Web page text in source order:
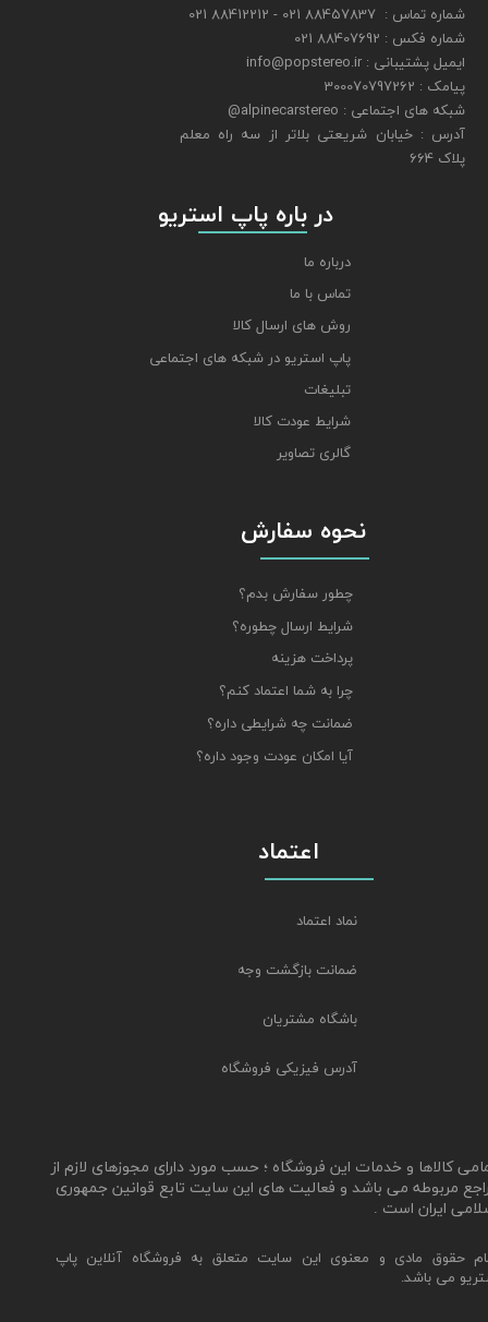
شماره تماس : 88457837 021 - 88412212 021
شماره فکس : 88407692 021
ایمیل پشتیبانی : info@popstereo.ir
پیامک : 300070797262
شبکه های اجتماعی : alpinecarstereo@
​​​​​​​آدرس : خیابان شریعتی بلاتر از سه راه معلم
پلاک 664
نحوه سفارش
چطور سفارش بدم؟
شرایط ارسال چطوره؟
پرداخت هزینه
چرا به شما اعتماد کنم؟
ضمانت چه شرایطی داره؟
آیا امکان عودت وجود داره؟
حقوق مادی و معنوی این سایت متعلق به فروشگاه آنلاین پاپ
می باشد.
اعتماد
نماد اعتماد
ضمانت بازگشت وجه
باشگاه مشتریان
آدرس فیزیکی فروشگاه
​​​​​​​ در باره پاپ استریو
درباره ما
تماس با ما
روش های ارسال کالا
پاپ استریو در شبکه های اجتماعی
تبلیغات
شرایط عودت کالا
گالری تصاویر
کالاها و خدمات این فروشگاه ؛ حسب مورد دارای مجوزهای لازم از
مربوطه می باشد و فعالیت های این سایت تابع قوانین جمهوری
ایران است .